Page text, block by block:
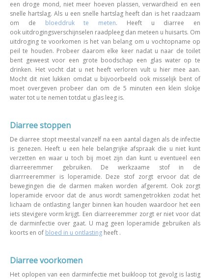
een droge mond, niet meer hoeven plassen, verwardheid en een
snelle hartslag. Als u een snelle hartslag heeft dan is het raadzaam
om de bloeddruk te meten. Heeft u diarree en
ook uitdrogingsverschijnselen raadpleeg dan meteen u huisarts. Om
uitdroging te voorkomen is het van belang om u vochtopname op
peil te houden. Probeer daarom elke keer nadat u naar de toilet
bent geweest voor een grote boodschap een glas water op te
drinken. Het vocht dat u net heeft verloren vult u hier mee aan.
Mocht dit niet lukken omdat u bijvoorbeeld ook misselijk bent of
moet overgeven probeer dan om de 5 minuten een klein slokje
water tot u te nemen totdat u glas leeg is.
Diarree stoppen
De diarree stopt meestal vanzelf na een aantal dagen als de infectie
is genezen. Heeft u een hele belangrijke afspraak die u niet kunt
verzetten en waar u toch bij moet zijn dan kunt u eventueel een
diarreeremmer gebruiken. De werkzaame stof in de
diarrreeremmer is loperamide. Deze stof zorgt ervoor dat de
bewegingen die de darmen maken worden afgeremt. Ook zorgt
loperamide ervoor dat de anus wordt samengetrokken zodat het
lichaam de ontlasting langer binnen kan houden waardoor het een
iets stevigere vorm krijgt. Een diarreeremmer zorgt er niet voor dat
de darminfectie over gaat. U mag geen loperamide gebruiken als
koorts en of bloed in u ontlasting heeft .
Diarree voorkomen
Het oplopen van een darminfectie met buikloop tot gevolg is lastig